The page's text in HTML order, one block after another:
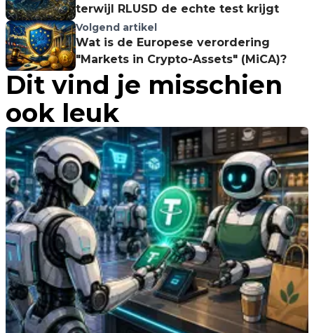
terwijl RLUSD de echte test krijgt
Volgend artikel
Wat is de Europese verordering
"Markets in Crypto-Assets" (MiCA)?
Dit vind je misschien
ook leuk